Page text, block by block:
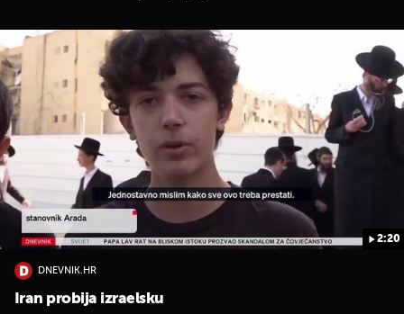
2:20
DNEVNIK.HR
Iran probija izraelsku